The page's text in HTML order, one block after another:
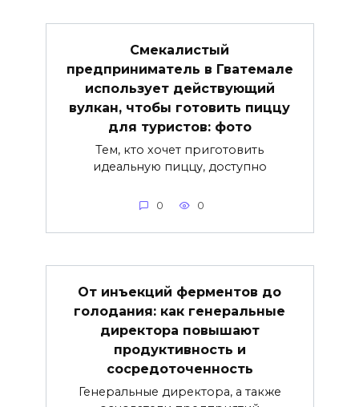
Смекалистый
предприниматель в Гватемале
использует действующий
вулкан, чтобы готовить пиццу
для туристов: фото
Тем, кто хочет приготовить
идеальную пиццу, доступно
0 0
От инъекций ферментов до
голодания: как генеральные
директора повышают
продуктивность и
сосредоточенность
Генеральные директора, а также